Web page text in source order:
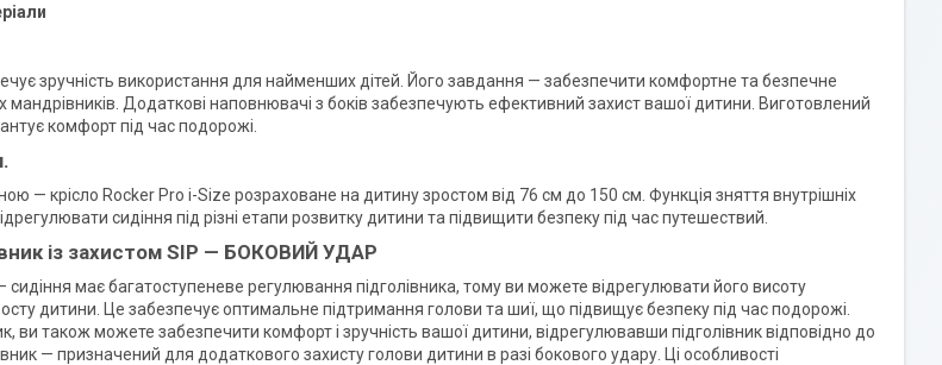
зручність використання для найменших дітей. Його завдання — забезпечити комфортне та безпечне
Додаткові наповнювачі з боків забезпечують ефективний захист вашої дитини. Виготовлений
комфорт під час подорожі.
— крісло Rocker Pro i-Size розраховане на дитину зростом від 76 см до 150 см. Функція зняття внутрішніх
сидіння під різні етапи розвитку дитини та підвищити безпеку під час путешествий.
із захистом SIP — БОКОВИЙ УДАР
сидіння має багатоступеневе регулювання підголівника, тому ви можете відрегулювати його висоту
дитини. Це забезпечує оптимальне підтримання голови та шиї, що підвищує безпеку під час подорожі.
ви також можете забезпечити комфорт і зручність вашої дитини, відрегулювавши підголівник відповідно до
— призначений для додаткового захисту голови дитини в разі бокового удару. Ці особливості